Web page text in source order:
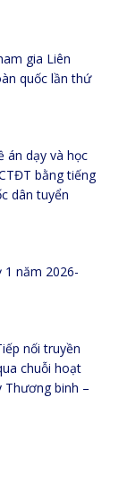
gia Liên
quốc lần thứ
án dạy và học
bằng tiếng
dân tuyển
1 năm 2026-
nối truyền
chuỗi hoạt
Thương binh –